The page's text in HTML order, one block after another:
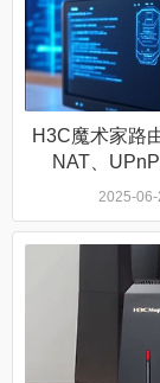
H3C魔术家路
NAT、
2025-